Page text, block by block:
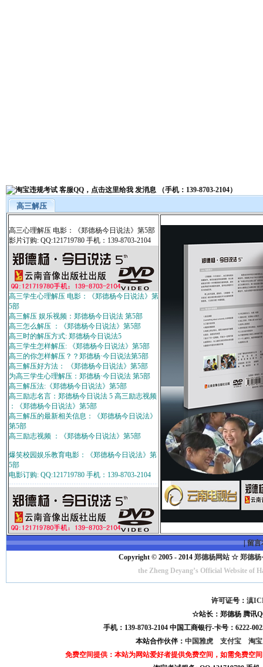
高三解压
高三心理解压 电影：《郑德杨今日说法》第5部
影片订购: QQ:121719780 手机：139-8703-2104
高三学生心理解压 电影：《郑德杨今日说法》第
5部
高三解压 娱乐视频：郑德杨今日说法 第5部
高三怎么解压 ：《郑德杨今日说法》第5部
高三时的解压方式: 郑德杨今日说法5
高三学生怎样解压: 《郑德杨今日说法》第5部
高三的你怎样解压？？郑德杨·今日说法第5部
高三解压好方法： 《郑德杨今日说法》第5部
为高三学生心理解压：郑德杨·今日说法 第5部
高三解压法:《郑德杨今日说法》第5部
高三励志名言：郑德杨今日说法 5 高三励志视频
：《郑德杨今日说法》第5部
高三解压的最新相关信息：《郑德杨今日说法》
第5部
高三励志视频 ：《郑德杨今日说法》第5部
爆笑校园娱乐教育电影：《郑德杨今日说法》第
5部
电影订购: QQ:121719780 手机：139-8703-2104
|留言
Copyright © 2005 - 2014 郑德杨网站 ☆ 郑德杨
the Zheng Deyang’s Official Website
许可证号：滇
☆站长：郑德杨 腾讯
手机：139-8703-2104 中国工商银行-卡号：6222-
本站合作伙伴： 中国雅虎 支付宝
淘
免费空间提供：本站为网站爱好者提供免费空间，如需免费空